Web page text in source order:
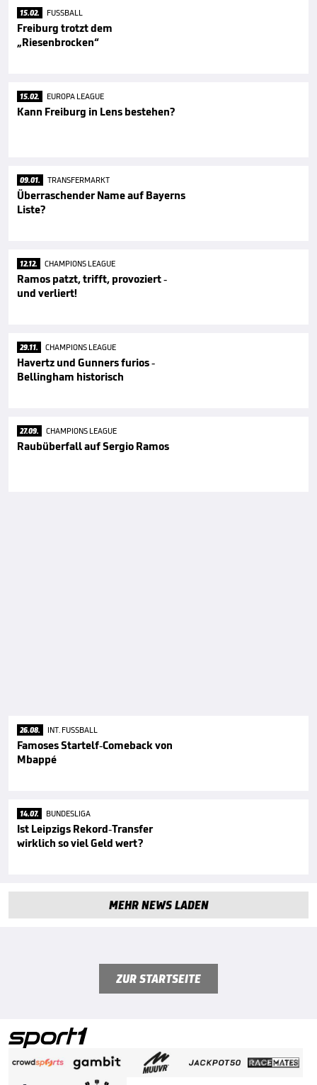
15.02. FUSSBALL
Freiburg trotzt dem
„Riesenbrocken“
15.02. EUROPA LEAGUE
Kann Freiburg in Lens bestehen?
09.01. TRANSFERMARKT
Überraschender Name auf Bayerns
Liste?
12.12. CHAMPIONS LEAGUE
Ramos patzt, trifft, provoziert -
und verliert!
29.11. CHAMPIONS LEAGUE
Havertz und Gunners furios -
Bellingham historisch
27.09. CHAMPIONS LEAGUE
Raubüberfall auf Sergio Ramos
26.08. INT. FUSSBALL
Famoses Startelf-Comeback von
Mbappé
14.07. BUNDESLIGA
Ist Leipzigs Rekord-Transfer
wirklich so viel Geld wert?
MEHR NEWS LADEN
ZUR STARTSEITE